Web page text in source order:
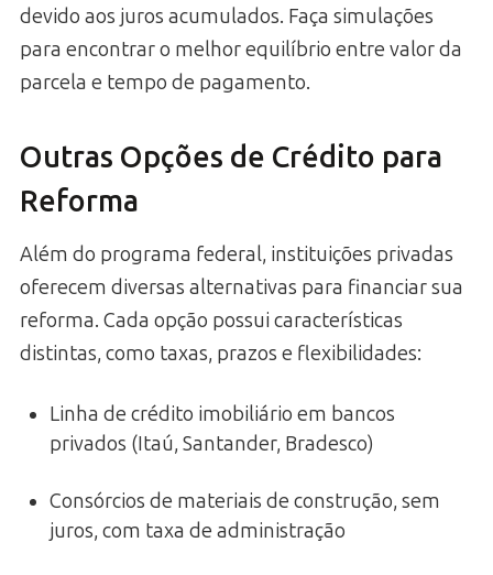
devido aos juros acumulados. Faça simulações
para encontrar o melhor equilíbrio entre valor da
parcela e tempo de pagamento.
Outras Opções de Crédito para
Reforma
Além do programa federal, instituições privadas
oferecem diversas alternativas para financiar sua
reforma. Cada opção possui características
distintas, como taxas, prazos e flexibilidades:
Linha de crédito imobiliário em bancos
privados (Itaú, Santander, Bradesco)
Consórcios de materiais de construção, sem
juros, com taxa de administração